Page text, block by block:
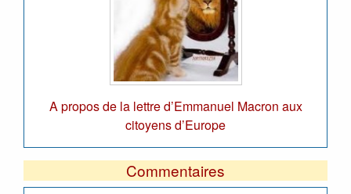
A propos de la lettre d’Emmanuel Macron aux
citoyens d’Europe
Commentaires